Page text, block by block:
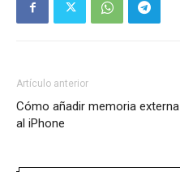
Artículo anterior
Cómo añadir memoria externa
al iPhone